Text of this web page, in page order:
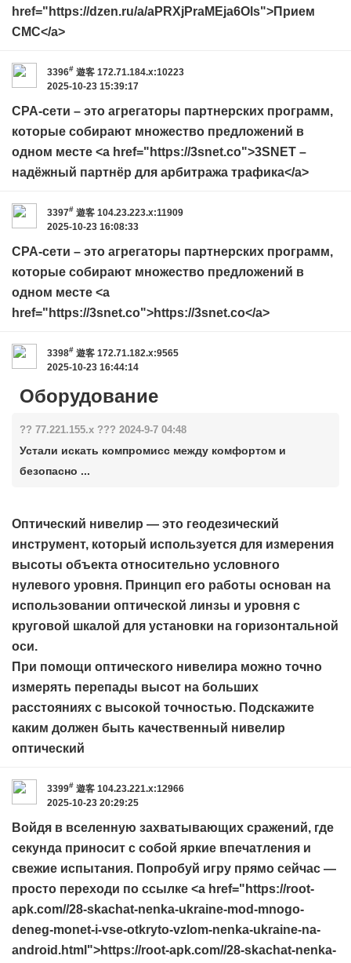
href="https://dzen.ru/a/aPRXjPraMEja6Ols">Прием
СМС</a>
3396# 遊客 172.71.184.x:10223
2025-10-23 15:39:17
CPA-сети – это агрегаторы партнерских программ,
которые собирают множество предложений в
одном месте <a href="https://3snet.co">3SNET –
надёжный партнёр для арбитража трафика</a>
3397# 遊客 104.23.223.x:11909
2025-10-23 16:08:33
CPA-сети – это агрегаторы партнерских программ,
которые собирают множество предложений в
одном месте <a
href="https://3snet.co">https://3snet.co</a>
3398# 遊客 172.71.182.x:9565
2025-10-23 16:44:14
Оборудование
?? 77.221.155.x ??? 2024-9-7 04:48
Устали искать компромисс между комфортом и
безопасно ...
Оптический нивелир — это геодезический
инструмент, который используется для измерения
высоты объекта относительно условного
нулевого уровня. Принцип его работы основан на
использовании оптической линзы и уровня с
круговой шкалой для установки на горизонтальной
оси.
При помощи оптического нивелира можно точно
измерять перепады высот на больших
расстояниях с высокой точностью. Подскажите
каким должен быть качественный нивелир
оптический
3399# 遊客 104.23.221.x:12966
2025-10-23 20:29:25
Войдя в вселенную захватывающих сражений, где
секунда приносит с собой яркие впечатления и
свежие испытания. Попробуй игру прямо сейчас —
просто переходи по ссылке <a href="https://root-
apk.com//28-skachat-nenka-ukraine-mod-mnogo-
deneg-monet-i-vse-otkryto-vzlom-nenka-ukraine-na-
android.html">https://root-apk.com//28-skachat-nenka-